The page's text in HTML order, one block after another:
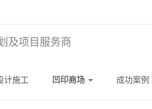
及项目服务商
计施工 凹印商场 成功案例